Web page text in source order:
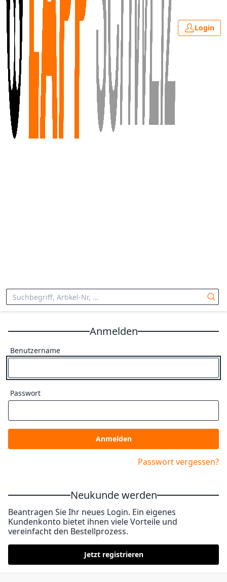
Login
Anmelden
Benutzername
Passwort
Anmelden
Passwort vergessen?
Neukunde werden
Beantragen Sie Ihr neues Login. Ein eigenes
Kundenkonto bietet ihnen viele Vorteile und
vereinfacht den Bestellprozess.
Jetzt registrieren